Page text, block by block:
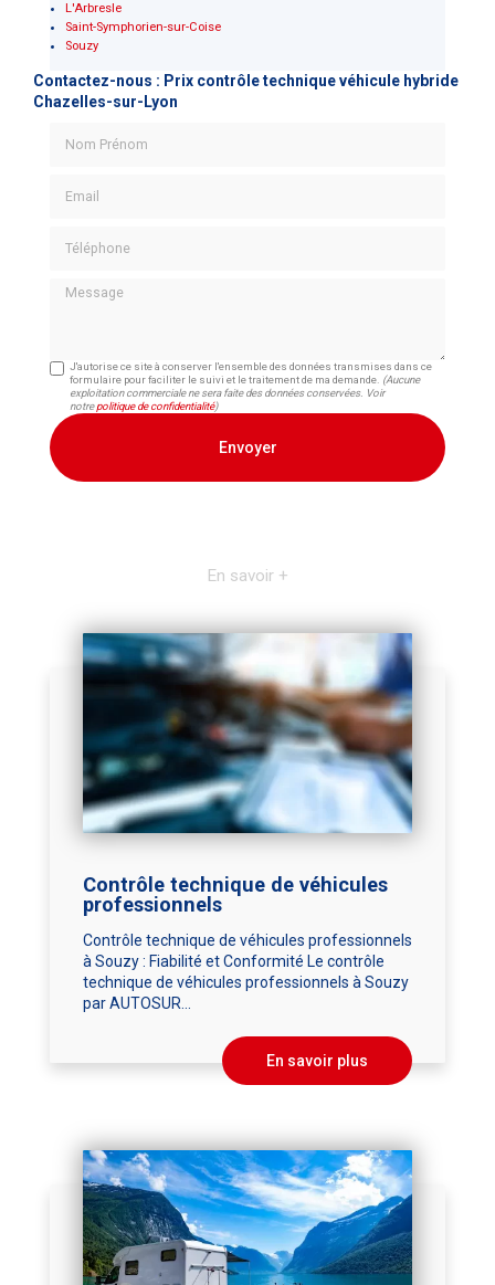
L'Arbresle
Saint-Symphorien-sur-Coise
Souzy
Contactez-nous : Prix contrôle technique véhicule hybride
Chazelles-sur-Lyon
Message
J'autorise ce site à conserver l'ensemble des données transmises dans ce
formulaire pour faciliter le suivi et le traitement de ma demande. (Aucune
exploitation commerciale ne sera faite des données conservées. Voir
notrepolitique de confidentialité)
En savoir +
Contrôle technique de véhicules
professionnels
Contrôle technique de véhicules professionnels
à Souzy : Fiabilité et Conformité Le contrôle
technique de véhicules professionnels à Souzy
par AUTOSUR...
En savoir plus